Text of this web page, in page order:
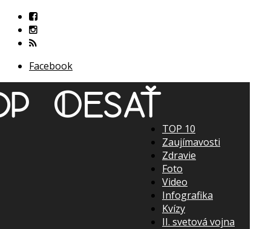
Facebook
TOP 10
Zaujímavosti
Zdravie
Foto
Video
Infografika
Kvízy
II. svetová vojna